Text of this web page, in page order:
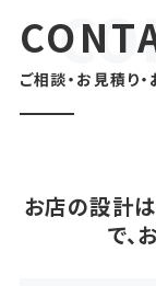
ご相談・お見積り
お店の設計
で、